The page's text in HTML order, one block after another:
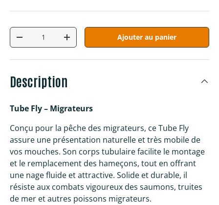
Qté
Diminuer la quantitéAugmenter la quantitéAjouter au panier
Description
Tube Fly – Migrateurs
Conçu pour la pêche des migrateurs, ce Tube Fly
assure une présentation naturelle et très mobile de
vos mouches. Son corps tubulaire facilite le montage
et le remplacement des hameçons, tout en offrant
une nage fluide et attractive. Solide et durable, il
résiste aux combats vigoureux des saumons, truites
de mer et autres poissons migrateurs.